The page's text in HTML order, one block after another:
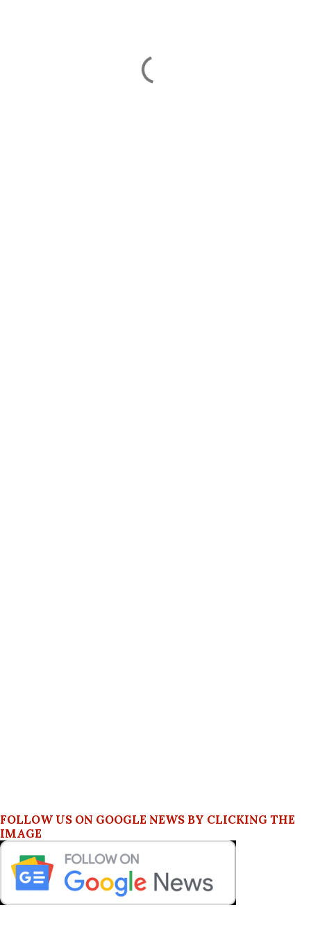
FOLLOW US ON GOOGLE NEWS BY CLICKING THE
IMAGE